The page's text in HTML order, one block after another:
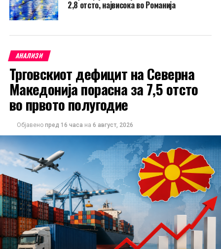
2,8 отсто, највисока во Романија
АНАЛИЗИ
Трговскиот дефицит на Северна
Македонија порасна за 7,5 отсто
во првото полугодие
Објавено пред 16 часа на 6 август, 2026